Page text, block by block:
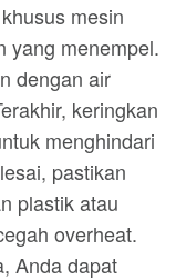
mesin
yang menempel.
dengan air
keringkan
menghindari
pastikan
plastik atau
overheat.
Anda dapat